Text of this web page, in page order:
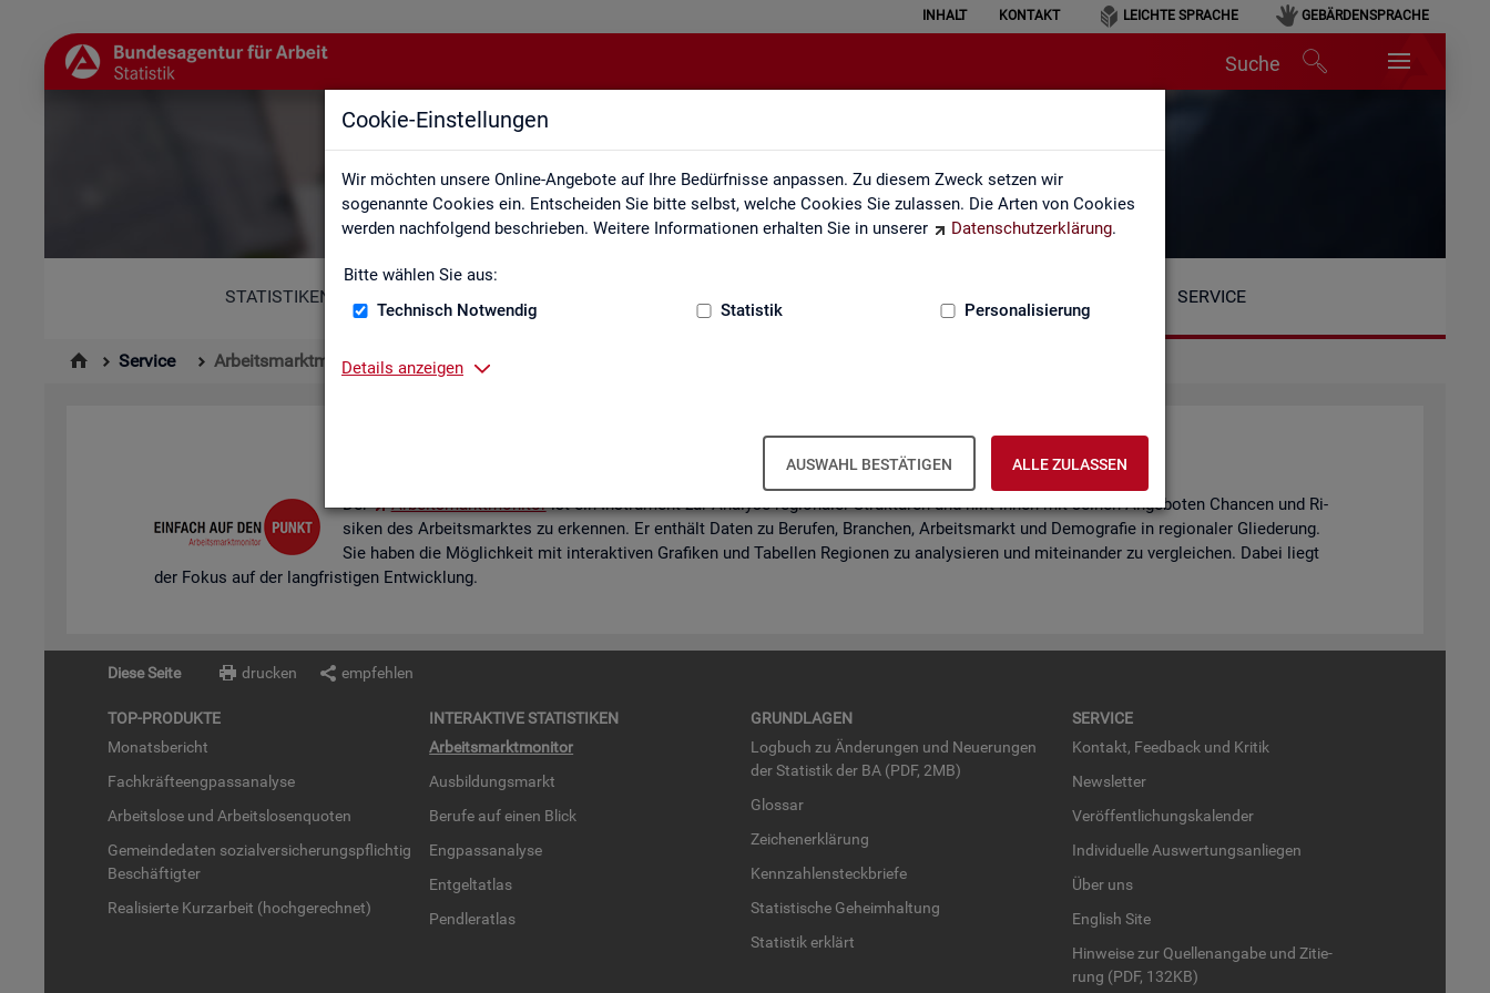
Cookie-Einstellungen
Wir möchten unsere Online-Angebote auf Ihre Bedürfnisse anpassen. Zu diesem Zweck setzen wir
sogenannte Cookies ein. Entscheiden Sie bitte selbst, welche Cookies Sie zulassen. Die Arten von Cookies
werden nachfolgend beschrieben. Weitere Informationen erhalten Sie in unserer
Datenschutzerklärung.
Bitte wählen Sie aus:
Technisch Notwendig
Statistik Personalisierung
Details anzeigen
AUSWAHL BESTÄTIGEN ALLE ZULASSEN
INHALT KONTAKT LEICHTE SPRACHE GEBÄRDENSPRACHE
Suche
Arbeitsmarktmonitor
STATISTIKEN SERVICE
Service Arbeitsmarktmonitor
Ar­beits­markt­mo­ni­tor
Der Ar­beits­markt­mo­ni­torist ein In­stru­ment zur Ana­ly­se re­gio­na­ler Struk­tu­ren und hilft Ihnen mit sei­nen An­ge­bo­ten Chan­cen und Ri­
si­ken des Ar­beits­mark­tes zu er­ken­nen. Er ent­hält Daten zu Be­ru­fen, Bran­chen, Ar­beits­markt und De­mo­gra­fie in re­gio­na­ler Glie­de­rung.
Sie haben die Mög­lich­keit mit in­ter­ak­ti­ven Gra­fi­ken und Ta­bel­len Re­gio­nen zu ana­ly­sie­ren und mit­ein­an­der zu ver­glei­chen. Dabei liegt
der Fokus auf der lang­fris­ti­gen Ent­wick­lung.
Diese Seite drucken empfehlen
TOP-PRO­DUK­TE
Mo­nats­be­richt
Fach­kräf­te­eng­pass­ana­ly­se
Ar­beits­lo­se und Ar­beits­lo­sen­quo­ten
Ge­mein­de­da­ten so­zi­al­ver­si­che­rungs­pflich­tig
Be­schäf­tig­ter
Rea­li­sier­te Kurz­ar­beit (hoch­ge­rech­net)
IN­TER­AK­TI­VE STA­TIS­TI­KEN
Ar­beits­markt­mo­ni­tor
Aus­bil­dungs­markt
Be­ru­fe auf einen Blick
Eng­pass­ana­ly­se
Ent­gel­t­at­las
Pend­ler­at­las
GRUND­LA­GEN
Log­buch zu Än­de­run­gen und Neue­run­gen
der Sta­tis­tik der BA (PDF, 2MB)
Glos­sar
Zei­chen­er­klä­rung
Kenn­zah­len­steck­brie­fe
Sta­tis­ti­sche Ge­heim­hal­tung
Sta­tis­tik er­klärt
SER­VICE
Kon­takt, Feed­back und Kri­tik
News­let­ter
Ver­öf­fent­li­chungs­ka­len­der
In­di­vi­du­el­le Aus­wer­tungs­an­lie­gen
Über uns
English Site
Hin­wei­se zur Quel­len­an­ga­be und Zi­tie­
rung (PDF, 132KB)